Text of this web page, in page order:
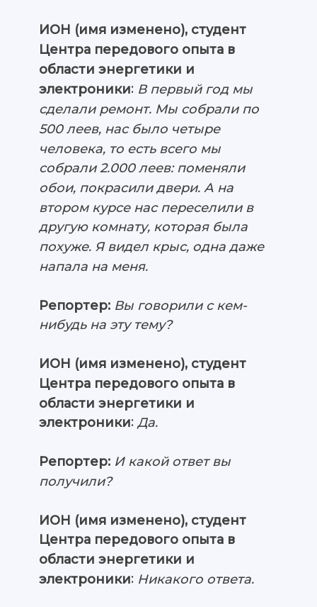
ИОН (имя изменено), студент
Центра передового опыта в
области энергетики и
электроники: В первый год мы
сделали ремонт. Мы собрали по
500 леев, нас было четыре
человека, то есть всего мы
собрали 2.000 леев: поменяли
обои, покрасили двери. А на
втором курсе нас переселили в
другую комнату, которая была
похуже. Я видел крыс, одна даже
напала на меня.
Репортер: Вы говорили с кем-
нибудь на эту тему?
ИОН (имя изменено), студент
Центра передового опыта в
области энергетики и
электроники: Да.
Репортер: И какой ответ вы
получили?
ИОН (имя изменено), студент
Центра передового опыта в
области энергетики и
электроники: Никакого ответа.